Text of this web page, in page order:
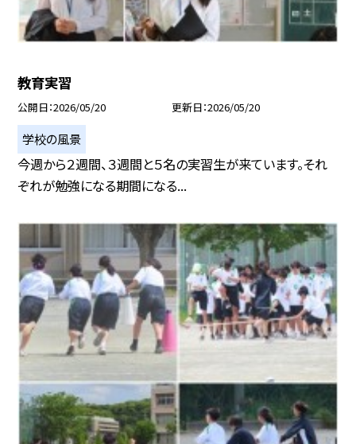
教育実習
公開日 2026/05/20 更新日 2026/05/20
学校の風景
今週から２週間、３週間と５名の実習生が来ています。それ
ぞれが勉強になる期間になる...